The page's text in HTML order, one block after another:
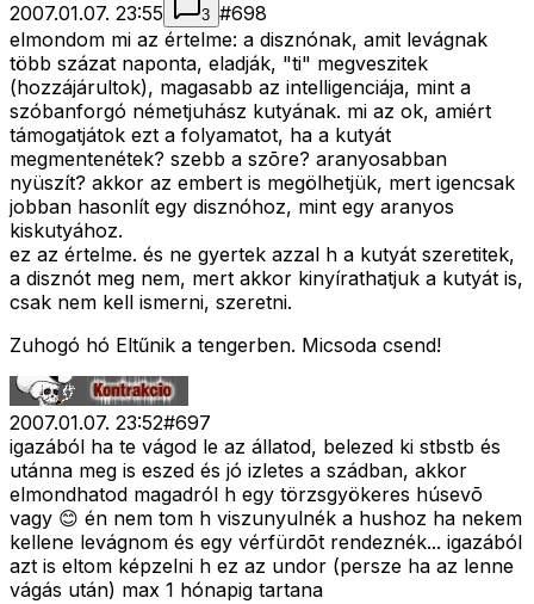
2007.01.07. 23:55 3 #698
elmondom mi az értelme: a disznónak, amit levágnak
több százat naponta, eladják, "ti" megveszitek
(hozzájárultok), magasabb az intelligenciája, mint a
szóbanforgó németjuhász kutyának. mi az ok, amiért
támogatjátok ezt a folyamatot, ha a kutyát
megmentenétek? szebb a szõre? aranyosabban
nyüszít? akkor az embert is megölhetjük, mert igencsak
jobban hasonlít egy disznóhoz, mint egy aranyos
kiskutyához.
ez az értelme. és ne gyertek azzal h a kutyát szeretitek,
a disznót meg nem, mert akkor kinyírathatjuk a kutyát is,
csak nem kell ismerni, szeretni.
Zuhogó hó Eltűnik a tengerben. Micsoda csend!
2007.01.07. 23:52#697
igazából ha te vágod le az állatod, belezed ki stbstb és
utánna meg is eszed és jó izletes a szádban, akkor
elmondhatod magadról h egy törzsgyökeres húsevõ
vagy 😊 én nem tom h viszunyulnék a hushoz ha nekem
kellene levágnom és egy vérfürdõt rendeznék... igazából
azt is eltom képzelni h ez az undor (persze ha az lenne
vágás után) max 1 hónapig tartana